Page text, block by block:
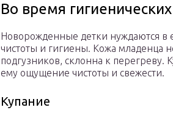
Во время
Новорожденные детки нуждаются в
чистоты и гигиены. Кожа младенца
подгузников, склонна к перегреву.
ему ощущение чистоты и свежести.
Купание